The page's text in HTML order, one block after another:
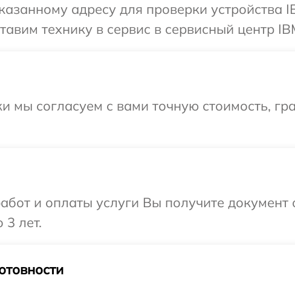
адресу для проверки устройства
технику в сервис в сервисный центр
мы согласуем с вами точную стоимость,
и оплаты услуги Вы получите
3 лет.